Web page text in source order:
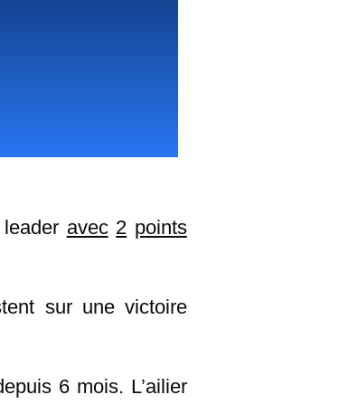
avec 2 points
sur une victoire
6 mois. L’ailier